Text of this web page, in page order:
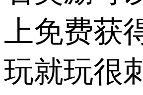
上免费获
玩就玩很